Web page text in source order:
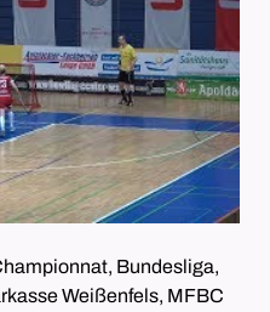
Bundesliga,
Weißenfels, MFBC